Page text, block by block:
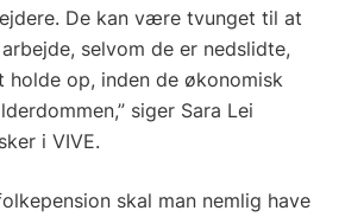
De kan være tvunget til at
selvom de er nedslidte,
op, inden de økonomisk
siger Sara Lei
i VIVE.
skal man nemlig have